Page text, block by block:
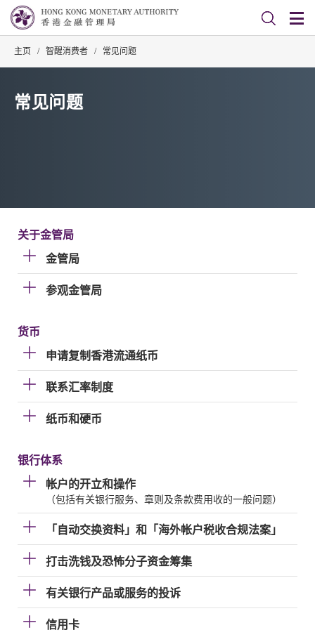
主页 / 智醒消费者 / 常见问题
常见问题
关于金管局
金管局
参观金管局
货币
申请复制香港流通纸币
联系汇率制度
纸币和硬币
银行体系
帐户的开立和操作
（包括有关银行服务、章则及条款费用收的一般问题）
「自动交换资料」和「海外帐户税收合规法案」
打击洗钱及恐怖分子资金筹集
有关银行产品或服务的投诉
信用卡